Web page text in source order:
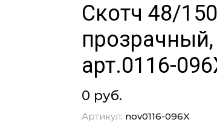
Скотч 48/
арт.0116-
0 руб.
Артикул: nov0116-096X